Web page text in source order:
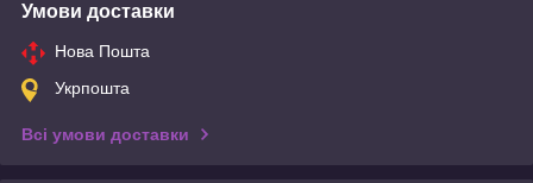
Умови доставки
Нова Пошта
Укрпошта
Всі умови доставки